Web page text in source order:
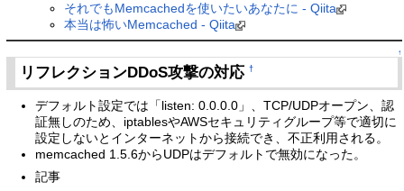
それでもMemcachedを使いたいあなたに - Qiita
本当は怖いMemcached - Qiita
↑
リフレクションDDoS攻撃の対応†
デフォルト設定では「listen: 0.0.0.0」、TCP/UDPオープン、認
証無しのため、iptablesやAWSセキュリティグループ等で適切に
設定しないとインターネットから接続でき、不正利用される。
memcached 1.5.6からUDPはデフォルトで無効になった。
記事